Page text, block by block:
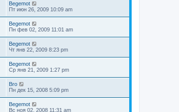
Begemot
Пт июн 26, 2009 10:09 am
Begemot
Пн фев 02, 2009 11:01 am
Begemot
Чт янв 22, 2009 8:23 pm
Begemot
Ср янв 21, 2009 1:27 pm
Bro
Пн дек 15, 2008 5:09 pm
Begemot
Вс ноя 02, 2008 11:31 am